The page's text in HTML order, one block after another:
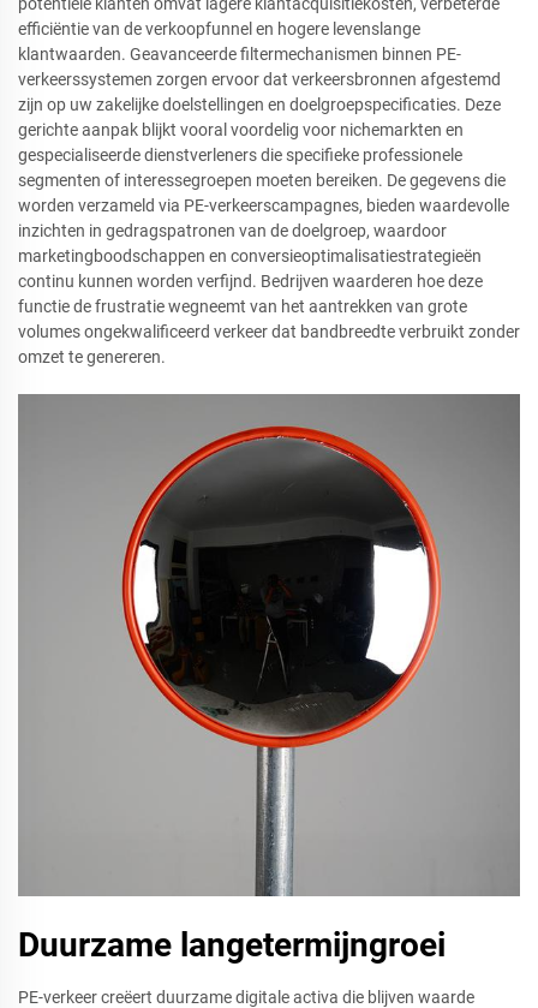
efficiëntie van de verkoopfunnel en hogere levenslange
klantwaarden. Geavanceerde filtermechanismen binnen PE-
verkeerssystemen zorgen ervoor dat verkeersbronnen afgestemd
zijn op uw zakelijke doelstellingen en doelgroepspecificaties. Deze
gerichte aanpak blijkt vooral voordelig voor nichemarkten en
gespecialiseerde dienstverleners die specifieke professionele
segmenten of interessegroepen moeten bereiken. De gegevens die
worden verzameld via PE-verkeerscampagnes, bieden waardevolle
inzichten in gedragspatronen van de doelgroep, waardoor
marketingboodschappen en conversieoptimalisatiestrategieën
continu kunnen worden verfijnd. Bedrijven waarderen hoe deze
functie de frustratie wegneemt van het aantrekken van grote
volumes ongekwalificeerd verkeer dat bandbreedte verbruikt zonder
omzet te genereren.
Duurzame langetermijngroei
PE-verkeer creëert duurzame digitale activa die blijven waarde